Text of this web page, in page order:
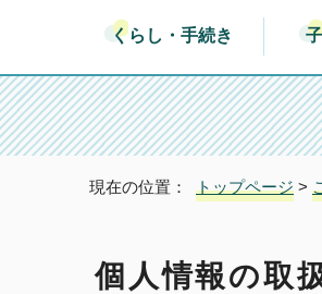
くらし・手続き
現在の位置： トップページ >
個人情報の取